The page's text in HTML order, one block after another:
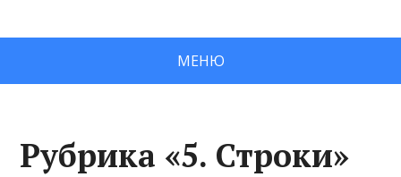
МЕНЮ
Рубрика «5. Строки»